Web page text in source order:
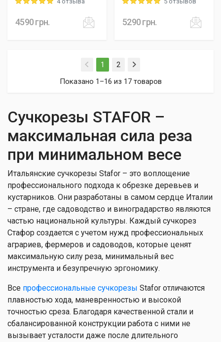
Rating: 5 out of 5
4590грн.
Rating: 5 out of 5
5290грн.
1 (current)
2
Показано 1–16 из 17 товаров
Сучкорезы STAFOR –
максимальная сила реза
при минимальном весе
Итальянские сучкорезы Stafor – это воплощение
профессионального подхода к обрезке деревьев и
кустарников. Они разработаны в самом сердце Италии
– стране, где садоводство и виноградарство являются
частью национальной культуры. Каждый сучкорез
Стафор создается с учетом нужд профессиональных
аграриев, фермеров и садоводов, которые ценят
максимальную силу реза, минимальный вес
инструмента и безупречную эргономику.
Все профессиональные сучкорезы Stafor отличаются
плавностью хода, маневренностью и высокой
точностью среза. Благодаря качественной стали и
сбалансированной конструкции работа с ними не
вызывает усталости даже после длительного